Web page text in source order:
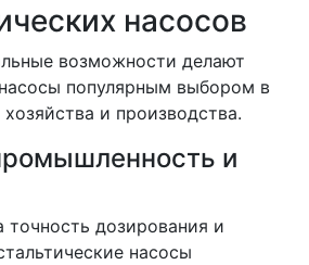
насосов
возможности делают
популярным выбором в
и производства.
и
точность дозирования и
насосы